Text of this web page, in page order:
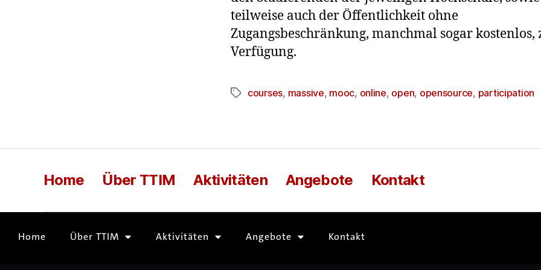
teilweise auch der Öffentlichkeit ohne
Zugangsbeschränkung, manchmal sogar kostenlos,
Verfügung.
courses, massive, mooc, online, open, opensource, participation
Home Über TTIM Aktivitäten Angebote Kontakt
Home Über TTIM Aktivitäten Angebote Kontakt